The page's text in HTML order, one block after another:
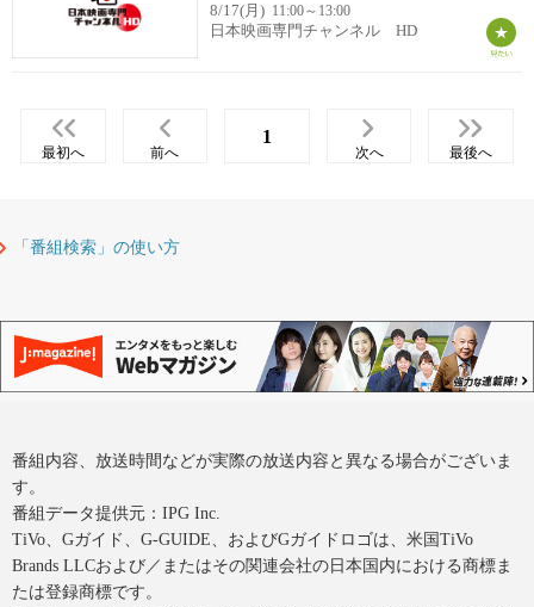
8/17(月) 11:00～13:00
日本映画専門チャンネル HD
最初へ 前へ
1
次へ 最後へ
「番組検索」の使い方
番組内容、放送時間などが実際の放送内容と異なる場合がございま
す。
番組データ提供元：IPG Inc.
TiVo、Gガイド、G-GUIDE、およびGガイドロゴは、米国TiVo
Brands LLCおよび／またはその関連会社の日本国内における商標ま
たは登録商標です。